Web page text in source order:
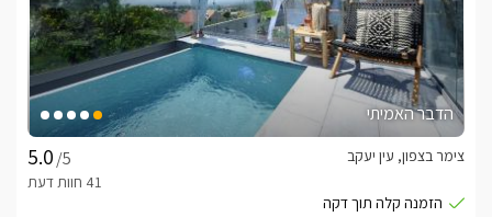
הדבר האמיתי
/5
צימר בצפון, עין יעקב